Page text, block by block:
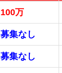
100万
募集なし
募集なし